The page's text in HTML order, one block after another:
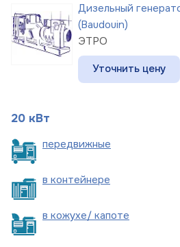
Дизельный
(Baudouin)
ЭТРО
Уточнить цену
20 кВт
передвижные
в контейнере
в кожухе/ капоте